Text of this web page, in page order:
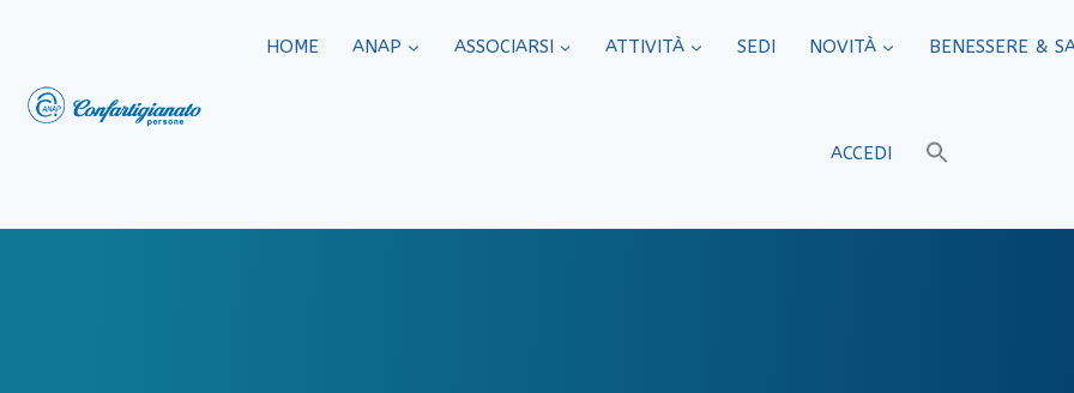
HOME ANAP ASSOCIARSI ATTIVITÀ SEDI​ NOVITÀ BENESSERE &
ACCEDI